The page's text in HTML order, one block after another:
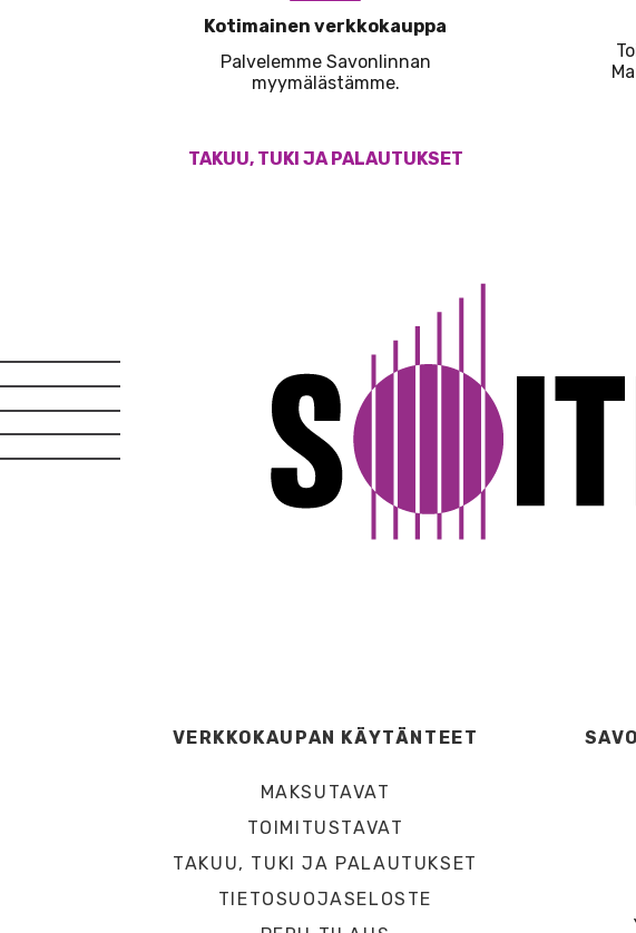
Kotimainen verkkokauppa
Palvelemme Savonlinnan
myymälästämme.
TAKUU, TUKI JA PALAUTUKSET
VERKKOKAUPAN KÄYTÄNTEET
MAKSUTAVAT
TOIMITUSTAVAT
TAKUU, TUKI JA PALAUTUKSET
TIETOSUOJASELOSTE